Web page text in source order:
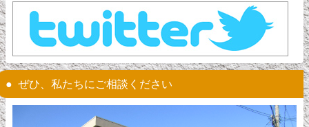
ぜひ、私たちにご相談ください